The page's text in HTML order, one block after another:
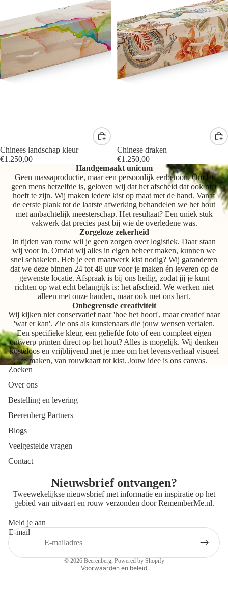
Chinees landschap kleur
€1.250,00
Chinese draken
€1.250,00
Handgemaakt unicum
Geen massaproductie, maar een persoonlijk eerbetoon. Omdat
geen mens hetzelfde is, geloven wij dat het afscheid dat ook niet
hoeft te zijn. Wij maken iedere kist op maat met de hand. Vanaf
de eerste plank tot de laatste afwerking behandelen we het hout
met ambachtelijk meesterschap. Het resultaat? Een uniek stuk
vakwerk dat precies past bij wie de overledene was.
Zorgeloze zekerheid
In tijden van rouw wil je geen zorgen over logistiek. Daar staan
wij voor in. Omdat wij alles in eigen beheer maken, kunnen we
snel schakelen. Heb je een maatwerk kist nodig? Wij garanderen
dat we deze binnen 24 tot 48 uur voor je maken én leveren op de
gewenste locatie. Afspraak is bij ons heilig, zodat jij je kunt
richten op wat echt belangrijk is: het afscheid. We werken niet
alleen met onze handen, maar ook met ons hart.
Onbegrensde creativiteit
Wij kijken niet conservatief naar 'hoe het hoort', maar creatief naar
'wat er kan'. Zie ons als kunstenaars die jouw wensen vertalen.
Een specifieke kleur, een geliefde foto of een compleet eigen
ontwerp printen direct op het hout? Alles is mogelijk. Wij denken
kosteloos en vrijblijvend met je mee om het levensverhaal visueel
te maken, van rouwkaart tot kist. Jouw idee is ons canvas.
Zoeken
Over ons
Bestelling en levering
Beerenberg Partners
Blogs
Veelgestelde vragen
Contact
Nieuwsbrief ontvangen?
Tweewekelijkse nieuwsbrief met informatie en inspiratie op het
gebied van uitvaart en rouw verzonden doorRememberMe.nl.
Meld je aan
E-mail
© 2026 Beerenberg, Powered by Shopify
Voorwaarden en beleid